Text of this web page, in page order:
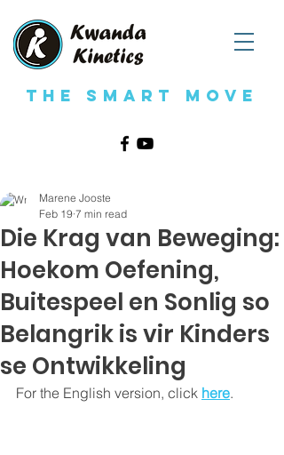
The Smart Move
Die Krag van Beweging:
Hoekom Oefening,
Buitespeel en Sonlig so
Belangrik is vir Kinders
se Ontwikkeling
Marene Jooste
Feb 19 7 min read
For the English version, click here.